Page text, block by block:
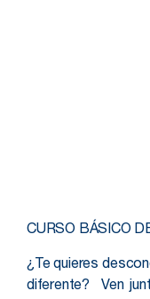
CURSO BÁSICO
¿Te quieres
diferente? Ven